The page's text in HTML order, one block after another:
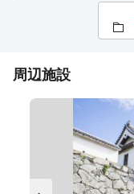
周辺施設